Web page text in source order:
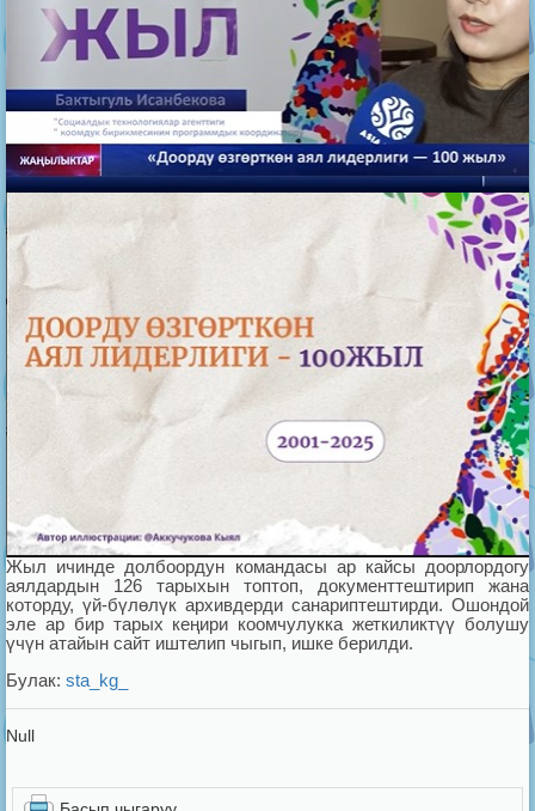
Жыл ичинде долбоордун командасы ар кайсы доорлордогу
аялдардын 126 тарыхын топтоп, документтештирип жана
которду, үй-бүлөлүк архивдерди санариптештирди. Ошондой
эле ар бир тарых кеңири коомчулукка жеткиликтүү болушу
үчүн атайын сайт иштелип чыгып, ишке берилди.
Булак: sta_kg_
Null